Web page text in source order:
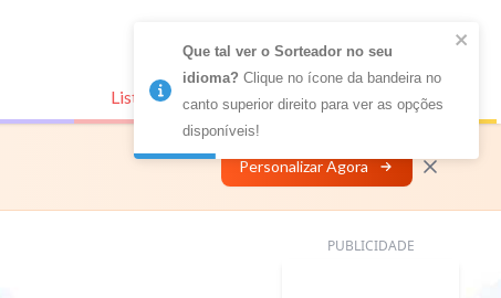
Listas Conectadas Personalizar
Personalizar Agora
PUBLICIDADE
Que tal ver o Sorteador no seu
idioma? Clique no ícone da bandeira no
canto superior direito para ver as opções
disponíveis!